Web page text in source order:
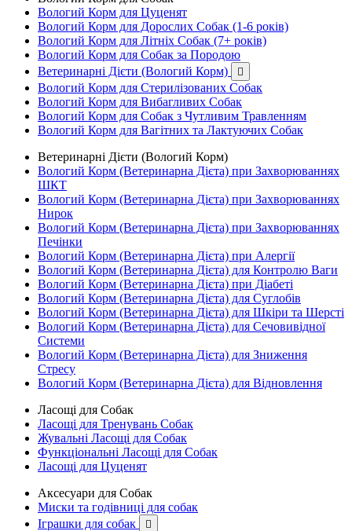
Вологий Корм для Цуценят
Вологий Корм для Дорослих Собак (1-6 років)
Вологий Корм для Літніх Собак (7+ років)
Вологий Корм для Собак за Породою
Ветеринарні Дієти (Вологий Корм)

Вологий Корм для Стерилізованих Собак
Вологий Корм для Вибагливих Собак
Вологий Корм для Собак з Чутливим Травленням
Вологий Корм для Вагітних та Лактуючих Собак
Ветеринарні Дієти (Вологий Корм)
Вологий Корм (Ветеринарна Дієта) при Захворюваннях
ШКТ
Вологий Корм (Ветеринарна Дієта) при Захворюваннях
Нирок
Вологий Корм (Ветеринарна Дієта) при Захворюваннях
Печінки
Вологий Корм (Ветеринарна Дієта) при Алергії
Вологий Корм (Ветеринарна Дієта) для Контролю Ваги
Вологий Корм (Ветеринарна Дієта) при Діабеті
Вологий Корм (Ветеринарна Дієта) для Суглобів
Вологий Корм (Ветеринарна Дієта) для Шкіри та Шерсті
Вологий Корм (Ветеринарна Дієта) для Сечовивідної
Системи
Вологий Корм (Ветеринарна Дієта) для Зниження
Стресу
Вологий Корм (Ветеринарна Дієта) для Відновлення
Ласощі для Собак
Ласощі для Тренувань Собак
Жувальні Ласощі для Собак
Функціональні Ласощі для Собак
Ласощі для Цуценят
Аксесуари для Собак
Миски та годівниці для собак
Іграшки для собак
